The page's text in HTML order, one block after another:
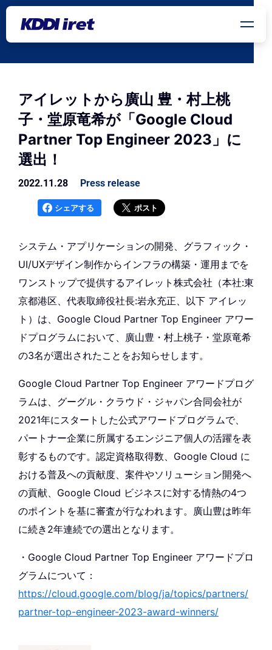
メインコンテンツにスキップ
アイレットから廣山 豊・村上桃
子・堂原竜希が「Google Cloud
Partner Top Engineer 2023」に
選出！
2022.11.28 Press release
シェアする ポスト
システム・アプリケーションの開発、グラフィック・
UI/UXデザイン制作からインフラの構築・運用までを
ワンストップで提供するアイレット株式会社（本社:東
京都港区、代表取締役社長:岩永充正、以下 アイレッ
ト）は、Google Cloud Partner Top Engineer アワー
ドプログラムにおいて、廣山豊・村上桃子・堂原竜希
の3名が選出されたことをお知らせします。
Google Cloud Partner Top Engineer アワードプログ
ラムは、グーグル・クラウド・ジャパン合同会社が
2021年にスタートした公式アワードプログラムで、
パートナー企業に所属するエンジニア個人の活躍を表
彰するものです。認定資格取得数、Google Cloud に
おける普及への貢献度、案件やソリューション開発へ
の貢献、Google Cloud ビジネスに対する情熱の4つ
のポイントを基に審査が行なわれます。廣山豊は昨年
に続き2年連続での選出となります。
・Google Cloud Partner Top Engineer アワードプロ
グラムについて：
https://cloud.google.com/blog/ja/topics/partners/
partner-top-engineer-2023-award-winners/